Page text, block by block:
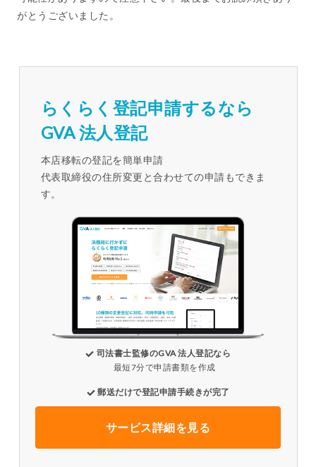
がとうございました。
らくらく登記申請するなら
GVA 法人登記
本店移転の登記を簡単申請
代表取締役の住所変更と合わせての申請もできま
す。
司法書士監修のGVA 法人登記なら
最短7分で申請書類を作成
郵送だけで登記申請手続きが完了
サービス詳細を見る